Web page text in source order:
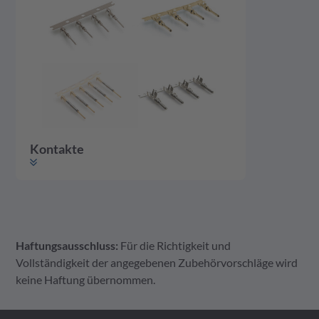
Kontakte
Kontakte
Haftungsausschluss: Für die Richtigkeit und
Vollständigkeit der angegebenen Zubehörvorschläge wird
keine Haftung übernommen.